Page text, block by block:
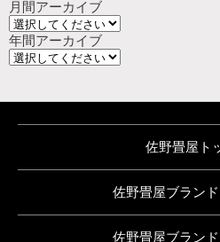
月間アーカイブ
年間アーカイブ
佐野畳屋ト
佐野畳屋ブランド
佐野畳屋ブランド